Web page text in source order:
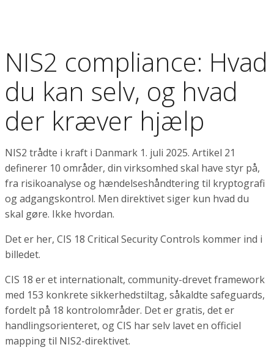
NIS2 compliance: Hvad
du kan selv, og hvad
der kræver hjælp
NIS2 trådte i kraft i Danmark 1. juli 2025. Artikel 21
definerer 10 områder, din virksomhed skal have styr på,
fra risikoanalyse og hændelseshåndtering til kryptografi
og adgangskontrol. Men direktivet siger kun hvad du
skal gøre. Ikke hvordan.
Det er her, CIS 18 Critical Security Controls kommer ind i
billedet.
CIS 18 er et internationalt, community-drevet framework
med 153 konkrete sikkerhedstiltag, såkaldte safeguards,
fordelt på 18 kontrolområder. Det er gratis, det er
handlingsorienteret, og CIS har selv lavet en officiel
mapping til NIS2-direktivet.